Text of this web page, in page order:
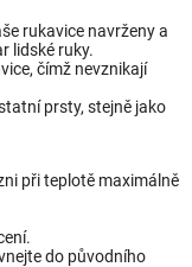
rukavice navrženy a
lidské ruky.
čímž nevznikají
prsty, stejně jako
při teplotě maximálně
do původního